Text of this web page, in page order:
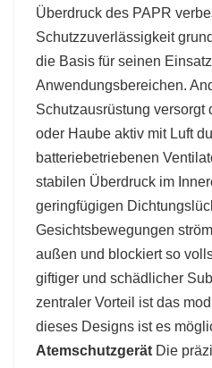
Überdruck des PAPR
Schutzzuverlässigkeit
die Basis für seinen
Anwendungsbereichen.
Schutzausrüstung versorgt
oder Haube aktiv mit Luft
batteriebetriebenen
stabilen Überdruck im
geringfügigen
Gesichtsbewegungen
außen und blockiert so
giftiger und schädlicher
zentraler Vorteil ist das
dieses Designs ist es
Atemschutzgerät Die